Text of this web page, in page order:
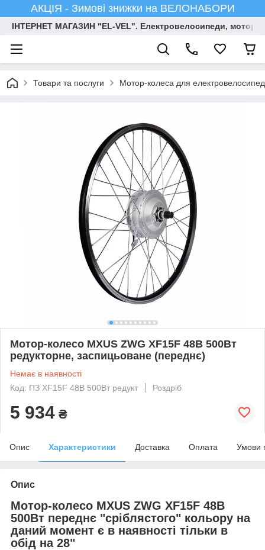
АКЦІЯ - Зимові знижки на ВЕЛОНАБОРИ
ІНТЕРНЕТ МАГАЗИН "EL-VEL". Електровелосипеди, мотор-
Товари та послуги Мотор-колеса для
Мотор-колесо MXUS ZWG XF15F 48В 500Вт
редукторне, заспицьоване (переднє)
Немає в наявності
Код: ПЗ XF15F 48В 500Вт редукт
Роздріб
5 934 ₴
Опис Характеристики Доставка Оплата Умови
Опис
Мотор-колесо MXUS ZWG XF15F 48В
500Вт переднє "сріблястого" кольору на
даний момент є в наявності тільки в
обід на 28"